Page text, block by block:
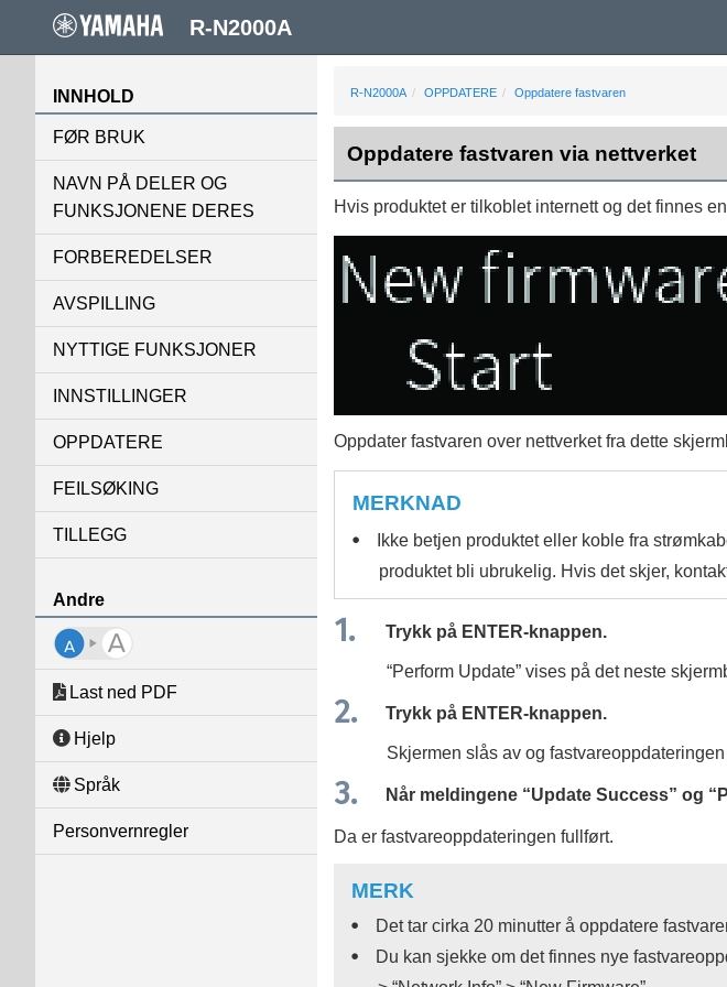
INNHOLD
FØR BRUK
NAVN PÅ DELER OG
FUNKSJONENE DERES
FORBEREDELSER
AVSPILLING
NYTTIGE FUNKSJONER
INNSTILLINGER
OPPDATERE
FEILSØKING
TILLEGG
Andre
Last ned PDF
Hjelp
Språk
Personvernregler
R-N2000A OPPDATERE Oppdatere fastvaren
Oppdatere fastvaren via nettverket
Hvis produktet er tilkoblet internett og det finnes
Oppdater fastvaren over nettverket fra dette
MERKNAD
Ikke betjen produktet eller koble fra
produktet bli ubrukelig. Hvis det skjer,
Trykk på ENTER-knappen.
“Perform Update” vises på det neste
Trykk på ENTER-knappen.
Skjermen slås av og fastvareoppdateringen
Når meldingene “Update Success” og “
Da er fastvareoppdateringen fullført.
MERK
Det tar cirka 20 minutter å oppdatere
Du kan sjekke om det finnes nye
R-N2000A